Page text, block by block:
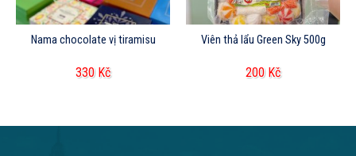
Nama chocolate vị tiramisu
330 Kč
Viên thả lẩu Green Sky 500g
200 Kč